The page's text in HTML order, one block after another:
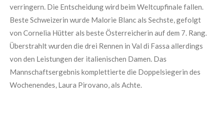
verringern. Die Entscheidung wird beim Weltcupfinale fallen.
Beste Schweizerin wurde Malorie Blanc als Sechste, gefolgt
von Cornelia Hütter als beste Österreicherin auf dem 7. Rang.
Überstrahlt wurden die drei Rennen in Val di Fassa allerdings
von den Leistungen der italienischen Damen. Das
Mannschaftsergebnis komplettierte die Doppelsiegerin des
Wochenendes, Laura Pirovano, als Achte.